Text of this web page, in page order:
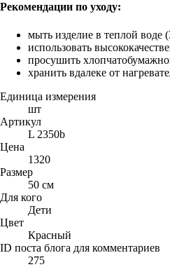
Рекомендации по уходу:
мыть изделие в теплой воде
использовать
просушить
хранить вдалеке от
Единица измерения
шт
Артикул
L 2350b
Цена
1320
Размер
50 см
Для кого
Дети
Цвет
Красный
ID поста блога для комментариев
275